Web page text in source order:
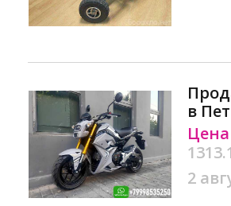
в
Цена
2